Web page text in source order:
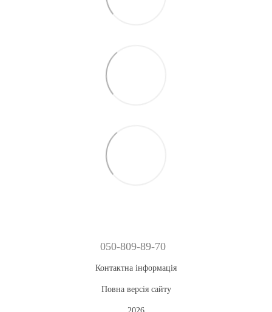
050-809-89-70
Контактна інформація
Повна версія сайту